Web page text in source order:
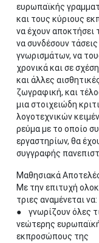
ευρωπαϊκής
και τους κύριους
να έχουν
να συνδέσουν
γνωρισμάτων, να
χρονικά και σε
και άλλες
ζωγραφική, και
μια στοιχειώδη
λογοτεχνικών
ρεύμα με το οποίο
εργαστηρίων, θα
συγγραφής
Μαθησιακά
Με την επιτυχή
τριες αναμένεται
● γνωρίζουν όλες
νεώτερης
εκπροσώπους της